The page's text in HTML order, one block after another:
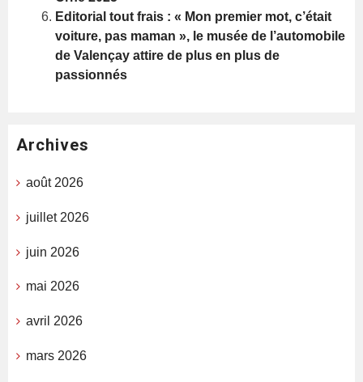
Editorial tout frais : « Mon premier mot, c’était
voiture, pas maman », le musée de l’automobile
de Valençay attire de plus en plus de
passionnés
Archives
août 2026
juillet 2026
juin 2026
mai 2026
avril 2026
mars 2026